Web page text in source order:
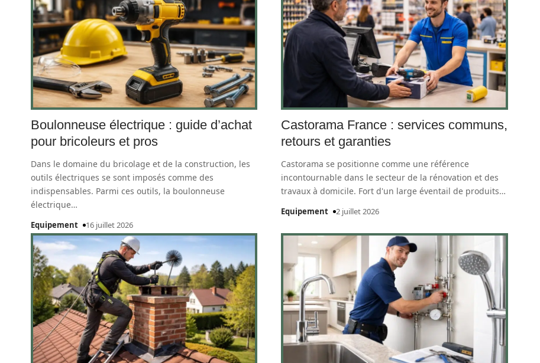
Boulonneuse électrique : guide d’achat
pour bricoleurs et pros
Dans le domaine du bricolage et de la construction, les
outils électriques se sont imposés comme des
indispensables. Parmi ces outils, la boulonneuse
électrique…
Equipement 16 juillet 2026
Castorama France : services communs,
retours et garanties
Castorama se positionne comme une référence
incontournable dans le secteur de la rénovation et des
travaux à domicile. Fort d'un large éventail de produits…
Equipement 2 juillet 2026